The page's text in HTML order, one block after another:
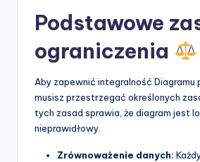
Podstawowe
ograniczenia
Aby zapewnić integralność Diagramu
musisz przestrzegać określonych
tych zasad sprawia, że diagram jest
nieprawidłowy.
Zrównoważenie danych: